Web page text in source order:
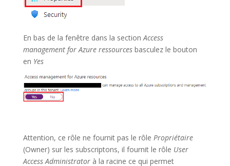
En bas de la fenêtre dans la sectionAccess
management for Azure ressourcesbasculez le bouton
en Yes
Attention, ce rôle ne fournit pas le rôle Propriétaire
(Owner) sur les subscriptons, il fournit le rôle User
Access Administratorà la racine ce qui permet